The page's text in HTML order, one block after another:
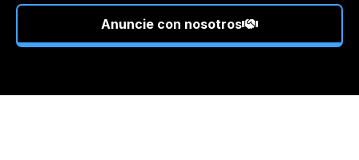
Anuncie con nosotros